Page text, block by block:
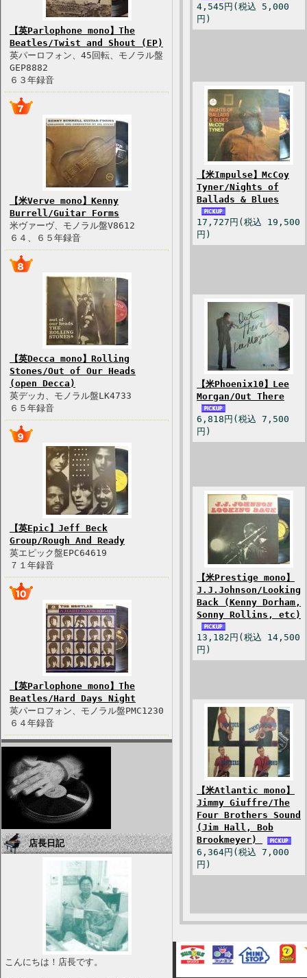
【英Parlophone mono】The
Beatles/Twist and Shout (EP)
英パーロフォン、45回転、モノラル盤
GEP8882
６３年録音
【米Verve mono】Kenny
Burrell/Guitar Forms
米ヴァーヴ、モノラル盤V8612
６４、６５年録音
【英Decca mono】Rolling
Stones/Out of Our Heads
(open Decca)
英デッカ、モノラル盤LK4733
６５年録音
【英Epic】Jeff Beck
Group/Rough And Ready
英エピック盤EPC64619
７１年録音
【英Parlophone mono】The
Beatles/Hard Days Night
英パーロフォン、モノラル盤PMC1230
６４年録音
店長日記
こんにちは！店長です。
4,545円(税込 5,000
円)
【米Impulse】McCoy
Tyner/Nights of
Ballads & Blues
17,727円(税込 19,500
円)
【米Phoenix10】Lee
Morgan/Out There
6,818円(税込 7,500
円)
【米Prestige mono】
J.J.Johnson/Looking
Back (Kenny Dorham,
Sonny Rollins, etc)
13,182円(税込 14,500
円)
【米Atlantic mono】
Jimmy Giuffre/The
Four Brothers Sound
(Jim Hall, Bob
Brookmeyer)
6,364円(税込 7,000
円)